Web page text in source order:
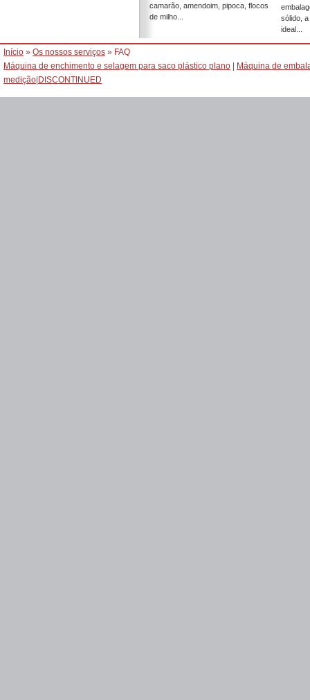
camarão, amendoim, pipoca, flocos
de milho...
sólido,
ideal...
Início » Os nossos serviços » FAQ
Máquina de enchimento e selagem para saco plástico plano
Máquina de
medição DISCONTINUED